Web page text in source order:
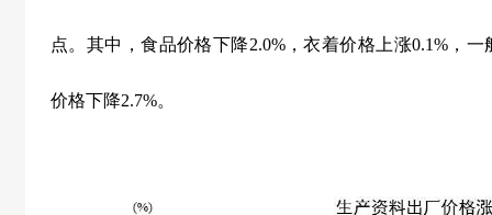
点。其中，食品价格下降2.0%，衣着价格上涨0.1%，一
价格下降2.7%。